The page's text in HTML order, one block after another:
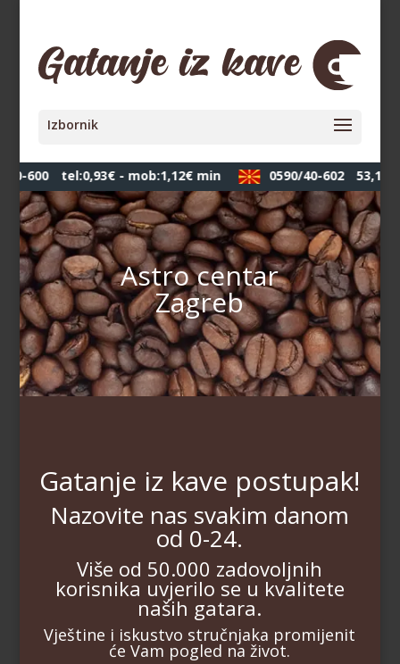
600 tel:0,93€ - mob:1,12€ min 0590/40-602 53,10
Astro centar
Zagreb
Gatanje iz kave postupak!
Nazovite nas svakim danom
od 0-24.
Više od 50.000 zadovoljnih
korisnika uvjerilo se u kvalitete
naših gatara.
Vještine i iskustvo stručnjaka promijenit
će Vam pogled na život.